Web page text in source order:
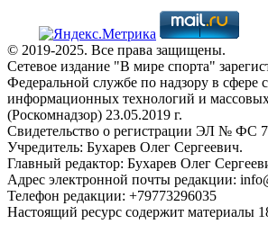
© 2019-2025. Все права защищены.
Сетевое издание "В мире спорта"
Федеральной службе по надзору в сфере
информационных технологий и
(Роскомнадзор) 23.05.2019 г.
Свидетельство о регистрации ЭЛ № ФС
Учредитель: Бухарев Олег Сергеевич.
Главный редактор: Бухарев Олег
Адрес электронной почты редакции:
Телефон редакции: +79773296035
Настоящий ресурс содержит материалы